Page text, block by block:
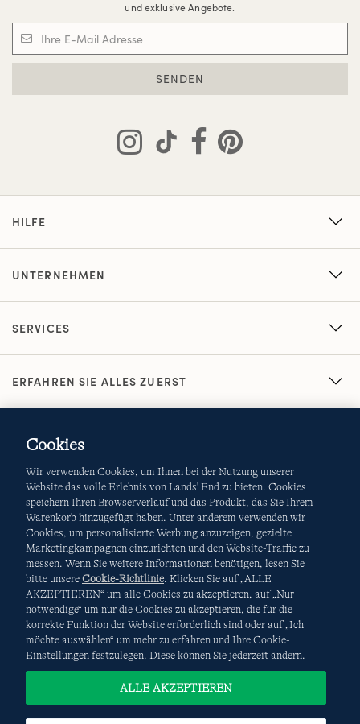
und exklusive Angebote.
SENDEN
HILFE
UNTERNEHMEN
SERVICES
ERFAHREN SIE ALLES ZUERST
AGB Datenschutz & Sicherheit
Cookies-Ich möchte auswählen Site Map
Internationale Websites
Diese Website ist durch reCAPTCHA geschützt. Es gelten die
DatenschutzerklärungundNutzungsbedingungen
Google.
Cookies
Wir verwenden Cookies, um Ihnen bei der Nutzung unserer
Website das volle Erlebnis von Lands' End zu bieten. Cookies
speichern Ihren Browserverlauf und das Produkt, das Sie Ihrem
Warenkorb hinzugefügt haben. Unter anderem verwenden wir
Cookies, um personalisierte Werbung anzuzeigen, gezielte
Marketingkampagnen einzurichten und den Website-Traffic zu
messen. Wenn Sie weitere Informationen benötigen, lesen Sie
bitte unsere Cookie-Richtlinie. Klicken Sie auf „ALLE
AKZEPTIEREN“ um alle Cookies zu akzeptieren, auf „Nur
notwendige“ um nur die Cookies zu akzeptieren, die für die
korrekte Funktion der Website erforderlich sind oder auf „Ich
möchte auswählen“ um mehr zu erfahren und Ihre Cookie-
Einstellungen festzulegen. Diese können Sie jederzeit ändern.
ALLE AKZEPTIEREN